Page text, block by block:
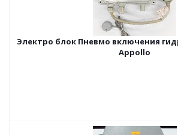
Электро блок Пневмо включения
Appollo